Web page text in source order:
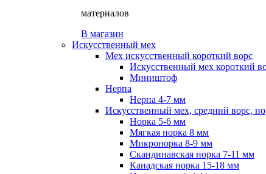
материалов
В магазин
Искусственный мех
Мех искусственный короткий ворс
Искусственный мех короткий
Миништоф
Нерпа
Нерпа 4-7 мм
Искусственный мех, средний ворс,
Норка 5-6 мм
Мягкая норка 8 мм
Микронорка 8-9 мм
Скандинавская норка 7-11 мм
Канадская норка 15-18 мм